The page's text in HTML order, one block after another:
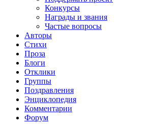
Конкурсы
Награды и звания
Частые вопросы
Авторы
Стихи
Проза
Блоги
Отклики
Группы
Поздравления
Энциклопедия
Комментарии
Форум